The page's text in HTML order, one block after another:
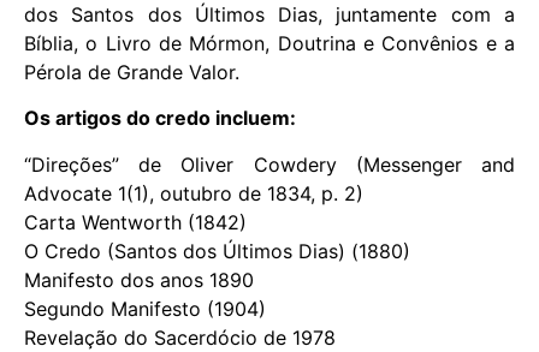
dos Santos dos Últimos Dias, juntamente com a
Bíblia, o Livro de Mórmon, Doutrina e Convênios e a
Pérola de Grande Valor.
Os artigos do credo incluem:
“Direções” de Oliver Cowdery (Messenger and
Advocate 1(1), outubro de 1834, p. 2)
Carta Wentworth (1842)
O Credo (Santos dos Últimos Dias) (1880)
Manifesto dos anos 1890
Segundo Manifesto (1904)
Revelação do Sacerdócio de 1978